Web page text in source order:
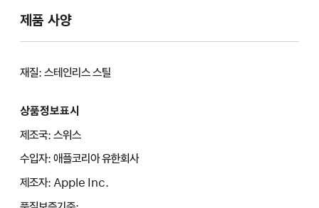
제품 사양
재질: 스테인리스 스틸
상품정보표시
제조국: 스위스
수입자: 애플코리아 유한회사
제조자: Apple Inc.